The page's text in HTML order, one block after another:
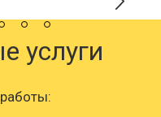
услуги